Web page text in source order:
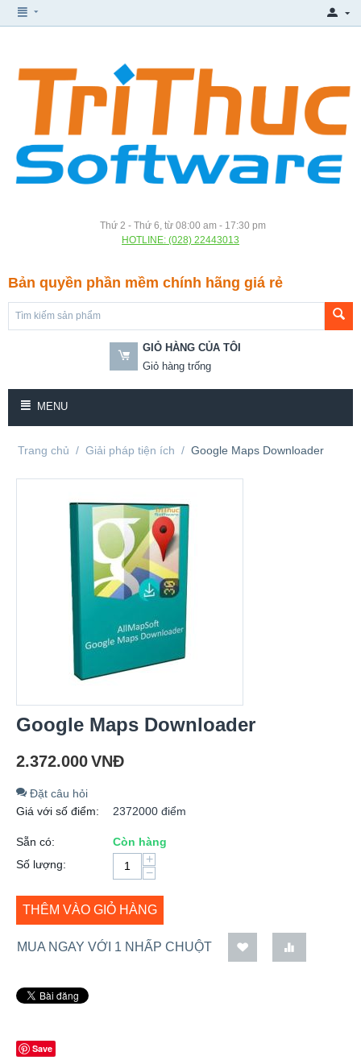
Thứ 2 - Thứ 6, từ 08:00 am - 17:30 pm
HOTLINE: (028) 22443013
Bản quyền phần mềm chính hãng giá rẻ
GIỎ HÀNG CỦA TÔI
Giỏ hàng trống
MENU
Trang chủ / Giải pháp tiện ích / Google Maps Downloader
Google Maps Downloader
2.372.000VNĐ
Đặt câu hỏi
Giá với số điểm:
2372000 điểm
Sẵn có:
Còn hàng
Số lượng:
+
−
THÊM VÀO GIỎ HÀNG
MUA NGAY VỚI 1 NHẤP CHUỘT
Save